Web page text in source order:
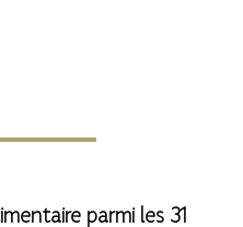
parmi les 31